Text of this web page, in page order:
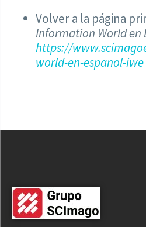
Volver a la página
Information World en
https://
world-en-espanol-iwe